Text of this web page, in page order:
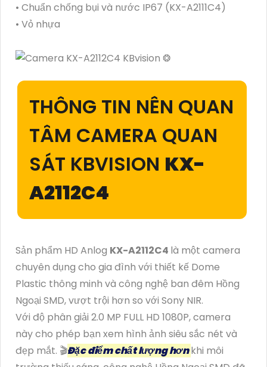
• Chuẩn chống bụi và nước IP67 (KX-A2111C4)
• Vỏ nhựa
THÔNG TIN NÊN QUAN
TÂM CAMERA QUAN
SÁT KBVISION KX-
A2112C4
Sản phẩm HD Anlog KX-A2112C4 là một camera
chuyên dụng cho gia đình với thiết kế Dome
Plastic thông minh và công nghệ ban đêm Hồng
Ngoại SMD, vượt trội hơn so với Sony NIR.
Với độ phân giải 2.0 MP FULL HD 1080P, camera
này cho phép bạn xem hình ảnh siêu sắc nét và
đẹp mắt. 🎬Đặc điểm chất lượng hơnkhi môi